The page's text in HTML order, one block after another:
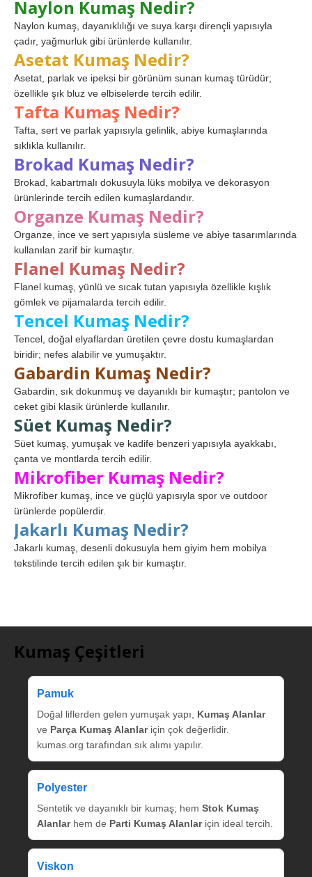
Naylon Kumaş Nedir?
Naylon kumaş, dayanıklılığı ve suya karşı dirençli yapısıyla
çadır, yağmurluk gibi ürünlerde kullanılır.
Asetat Kumaş Nedir?
Asetat, parlak ve ipeksi bir görünüm sunan kumaş türüdür;
özellikle şık bluz ve elbiselerde tercih edilir.
Tafta Kumaş Nedir?
Tafta, sert ve parlak yapısıyla gelinlik, abiye kumaşlarında
sıklıkla kullanılır.
Brokad Kumaş Nedir?
Brokad, kabartmalı dokusuyla lüks mobilya ve dekorasyon
ürünlerinde tercih edilen kumaşlardandır.
Organze Kumaş Nedir?
Organze, ince ve sert yapısıyla süsleme ve abiye tasarımlarında
kullanılan zarif bir kumaştır.
Flanel Kumaş Nedir?
Flanel kumaş, yünlü ve sıcak tutan yapısıyla özellikle kışlık
gömlek ve pijamalarda tercih edilir.
Tencel Kumaş Nedir?
Tencel, doğal elyaflardan üretilen çevre dostu kumaşlardan
biridir; nefes alabilir ve yumuşaktır.
Gabardin Kumaş Nedir?
Gabardin, sık dokunmuş ve dayanıklı bir kumaştır; pantolon ve
ceket gibi klasik ürünlerde kullanılır.
Süet Kumaş Nedir?
Süet kumaş, yumuşak ve kadife benzeri yapısıyla ayakkabı,
çanta ve montlarda tercih edilir.
Mikrofiber Kumaş Nedir?
Mikrofiber kumaş, ince ve güçlü yapısıyla spor ve outdoor
ürünlerde popülerdir.
Jakarlı Kumaş Nedir?
Jakarlı kumaş, desenli dokusuyla hem giyim hem mobilya
tekstilinde tercih edilen şık bir kumaştır.
Kumaş Çeşitleri
Pamuk
Doğal liflerden gelen yumuşak yapı, Kumaş Alanlar
ve Parça Kumaş Alanlariçin çok değerlidir.
kumas.org tarafından sık alımı yapılır.
Polyester
Sentetik ve dayanıklı bir kumaş; hem Stok Kumaş
Alanlarhem de Parti Kumaş Alanlariçin ideal tercih.
Viskon